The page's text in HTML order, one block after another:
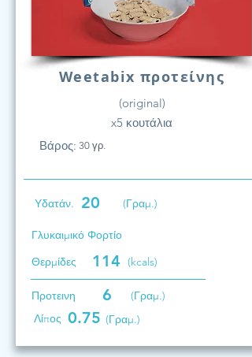
Weetabix προτείνης
(original)
x5 κουτάλια
Βάρος: 30 γρ.
Υδατάν. 20 (Γραμ.)
Γλυκαιμικό Φορτίο
Θερμίδες
114 (kcals)
Προτεινη 6
(Γραμ.)
Λίπος 0.75 (Γραμ.)